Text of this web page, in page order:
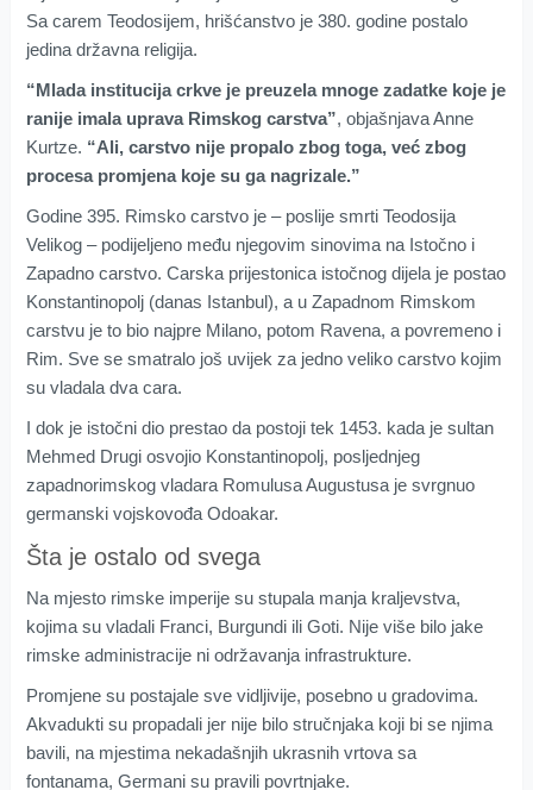
Sa carem Teodosijem, hrišćanstvo je 380. godine postalo
jedina državna religija.
“Mlada institucija crkve je preuzela mnoge zadatke koje je
ranije imala uprava Rimskog carstva”, objašnjava Anne
Kurtze. “Ali, carstvo nije propalo zbog toga, već zbog
procesa promjena koje su ga nagrizale.”
Godine 395. Rimsko carstvo je – poslije smrti Teodosija
Velikog – podijeljeno među njegovim sinovima na Istočno i
Zapadno carstvo. Carska prijestonica istočnog dijela je postao
Konstantinopolj (danas Istanbul), a u Zapadnom Rimskom
carstvu je to bio najpre Milano, potom Ravena, a povremeno i
Rim. Sve se smatralo još uvijek za jedno veliko carstvo kojim
su vladala dva cara.
I dok je istočni dio prestao da postoji tek 1453. kada je sultan
Mehmed Drugi osvojio Konstantinopolj, posljednjeg
zapadnorimskog vladara Romulusa Augustusa je svrgnuo
germanski vojskovođa Odoakar.
Šta je ostalo od svega
Na mjesto rimske imperije su stupala manja kraljevstva,
kojima su vladali Franci, Burgundi ili Goti. Nije više bilo jake
rimske administracije ni održavanja infrastrukture.
Promjene su postajale sve vidljivije, posebno u gradovima.
Akvadukti su propadali jer nije bilo stručnjaka koji bi se njima
bavili, na mjestima nekadašnjih ukrasnih vrtova sa
fontanama, Germani su pravili povrtnjake.